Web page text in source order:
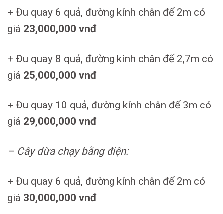
+ Đu quay 6 quả, đường kính chân đế 2m có
giá 23,000,000 vnđ
+ Đu quay 8 quả, đường kính chân đế 2,7m có
giá 25,000,000 vnđ
+ Đu quay 10 quả, đường kính chân đế 3m có
giá 29,000,000 vnđ
– Cây dừa chạy bằng điện:
+ Đu quay 6 quả, đường kính chân đế 2m có
giá 30,000,000 vnđ